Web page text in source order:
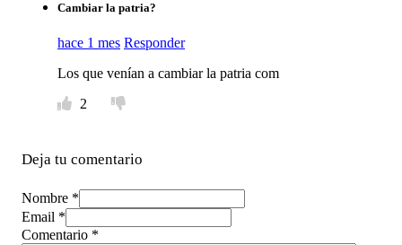
Cambiar la patria?
hace 1 mes Responder
Los que venían a cambiar la patria com
2
Deja tu comentario
Nombre *
Email *
Comentario *